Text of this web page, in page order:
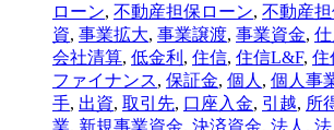
ローン, 不動産担保ローン, 不動産
資, 事業拡大, 事業譲渡, 事業資金,
会社清算, 低金利 , 住信, 住信L&F, 住
ファイナンス, 保証金, 個人 , 個人事
手, 出資, 取引先, 口座入金, 引越, 所